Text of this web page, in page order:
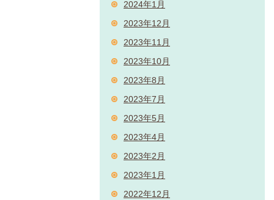
2024年1月
2023年12月
2023年11月
2023年10月
2023年8月
2023年7月
2023年5月
2023年4月
2023年2月
2023年1月
2022年12月